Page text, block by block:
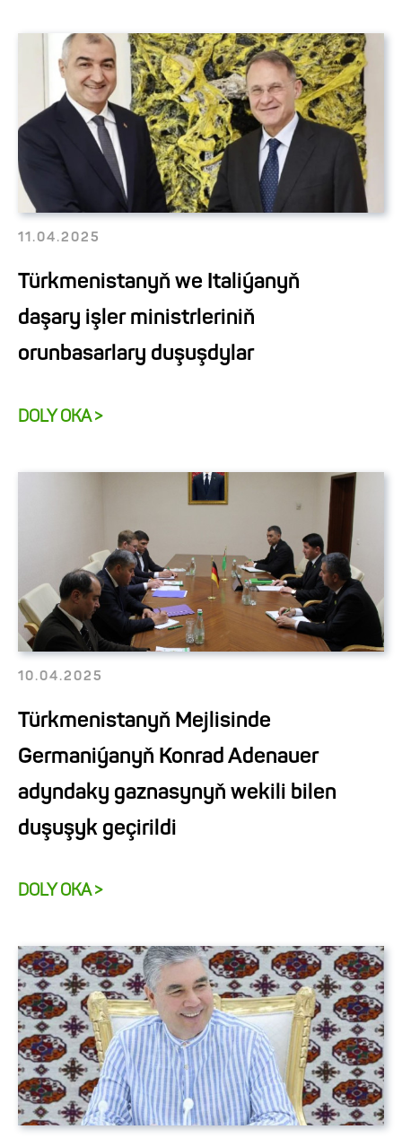
11.04.2025
Türkmenistanyň we Italiýanyň
daşary işler ministrleriniň
orunbasarlary duşuşdylar
DOLY OKA >
10.04.2025
Türkmenistanyň Mejlisinde
Germaniýanyň Konrad Adenauer
adyndaky gaznasynyň wekili bilen
duşuşyk geçirildi
DOLY OKA >